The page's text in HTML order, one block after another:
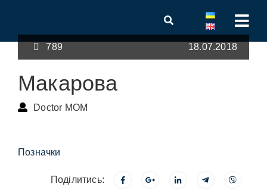
789 18.07.2018
Макарова
Doctor MOM
Позначки
Поділитись: